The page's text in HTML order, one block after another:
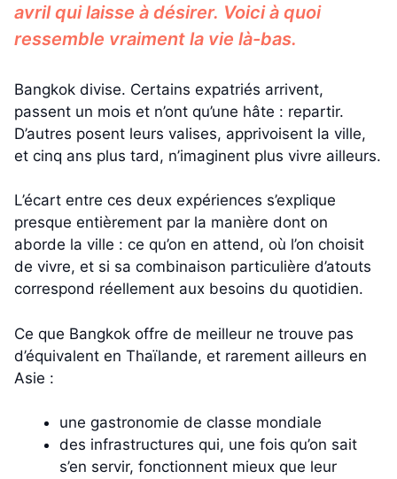
avril qui laisse à désirer. Voici à quoi
ressemble vraiment la vie là-bas.
Bangkok divise. Certains expatriés arrivent,
passent un mois et n’ont qu’une hâte : repartir.
D’autres posent leurs valises, apprivoisent la ville,
et cinq ans plus tard, n’imaginent plus vivre ailleurs.
L’écart entre ces deux expériences s’explique
presque entièrement par la manière dont on
aborde la ville : ce qu’on en attend, où l’on choisit
de vivre, et si sa combinaison particulière d’atouts
correspond réellement aux besoins du quotidien.
Ce que Bangkok offre de meilleur ne trouve pas
d’équivalent en Thaïlande, et rarement ailleurs en
Asie :
une gastronomie de classe mondiale
des infrastructures qui, une fois qu’on sait
s’en servir, fonctionnent mieux que leur